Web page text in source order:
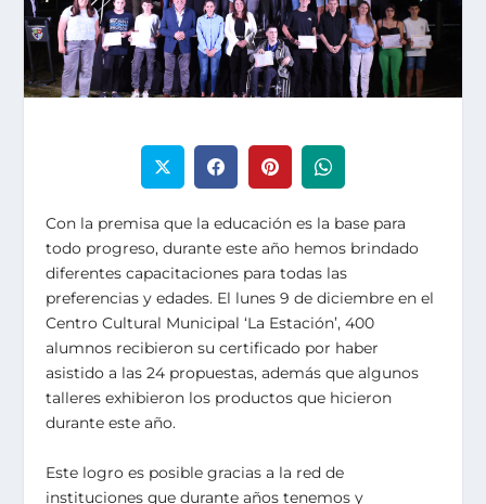
Con la premisa que la educación es la base para
todo progreso, durante este año hemos brindado
diferentes capacitaciones para todas las
preferencias y edades. El lunes 9 de diciembre en el
Centro Cultural Municipal ‘La Estación’, 400
alumnos recibieron su certificado por haber
asistido a las 24 propuestas, además que algunos
talleres exhibieron los productos que hicieron
durante este año.
Este logro es posible gracias a la red de
instituciones que durante años tenemos y